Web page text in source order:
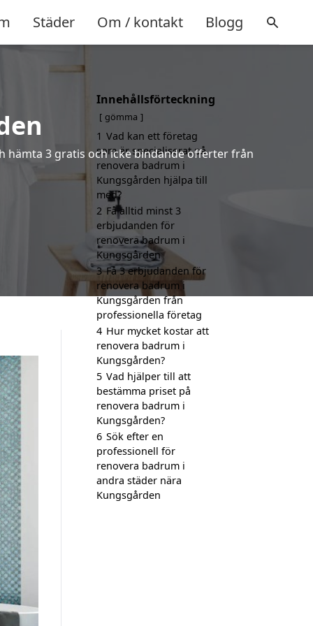
Städer Om / kontakt Blogg
hämta 3 gratis och icke bindande offerter från
Innehållsförteckning
gömma
1 Vad kan ett företag
som är specialiserat på
renovera badrum i
Kungsgården hjälpa till
med?
2 Få alltid minst 3
erbjudanden för
renovera badrum i
Kungsgården
3 Få 3 erbjudanden för
renovera badrum i
Kungsgården från
professionella företag
4 Hur mycket kostar att
renovera badrum i
Kungsgården?
5 Vad hjälper till att
bestämma priset på
renovera badrum i
Kungsgården?
6 Sök efter en
professionell för
renovera badrum i
andra städer nära
Kungsgården